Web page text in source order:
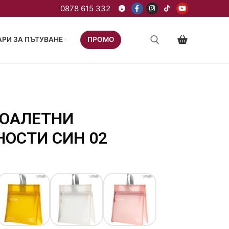
ЗА ПЪТУВАНЕ ПРОМО
СИН 02